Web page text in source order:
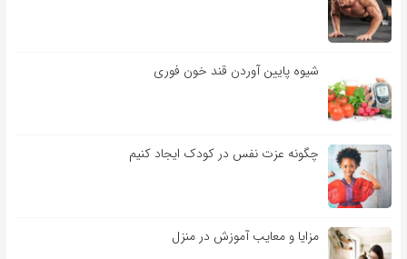
شیوه پایین آوردن قند خون فوری
چگونه عزت نفس در کودک ایجاد کنیم
مزایا و معایب آموزش در منزل